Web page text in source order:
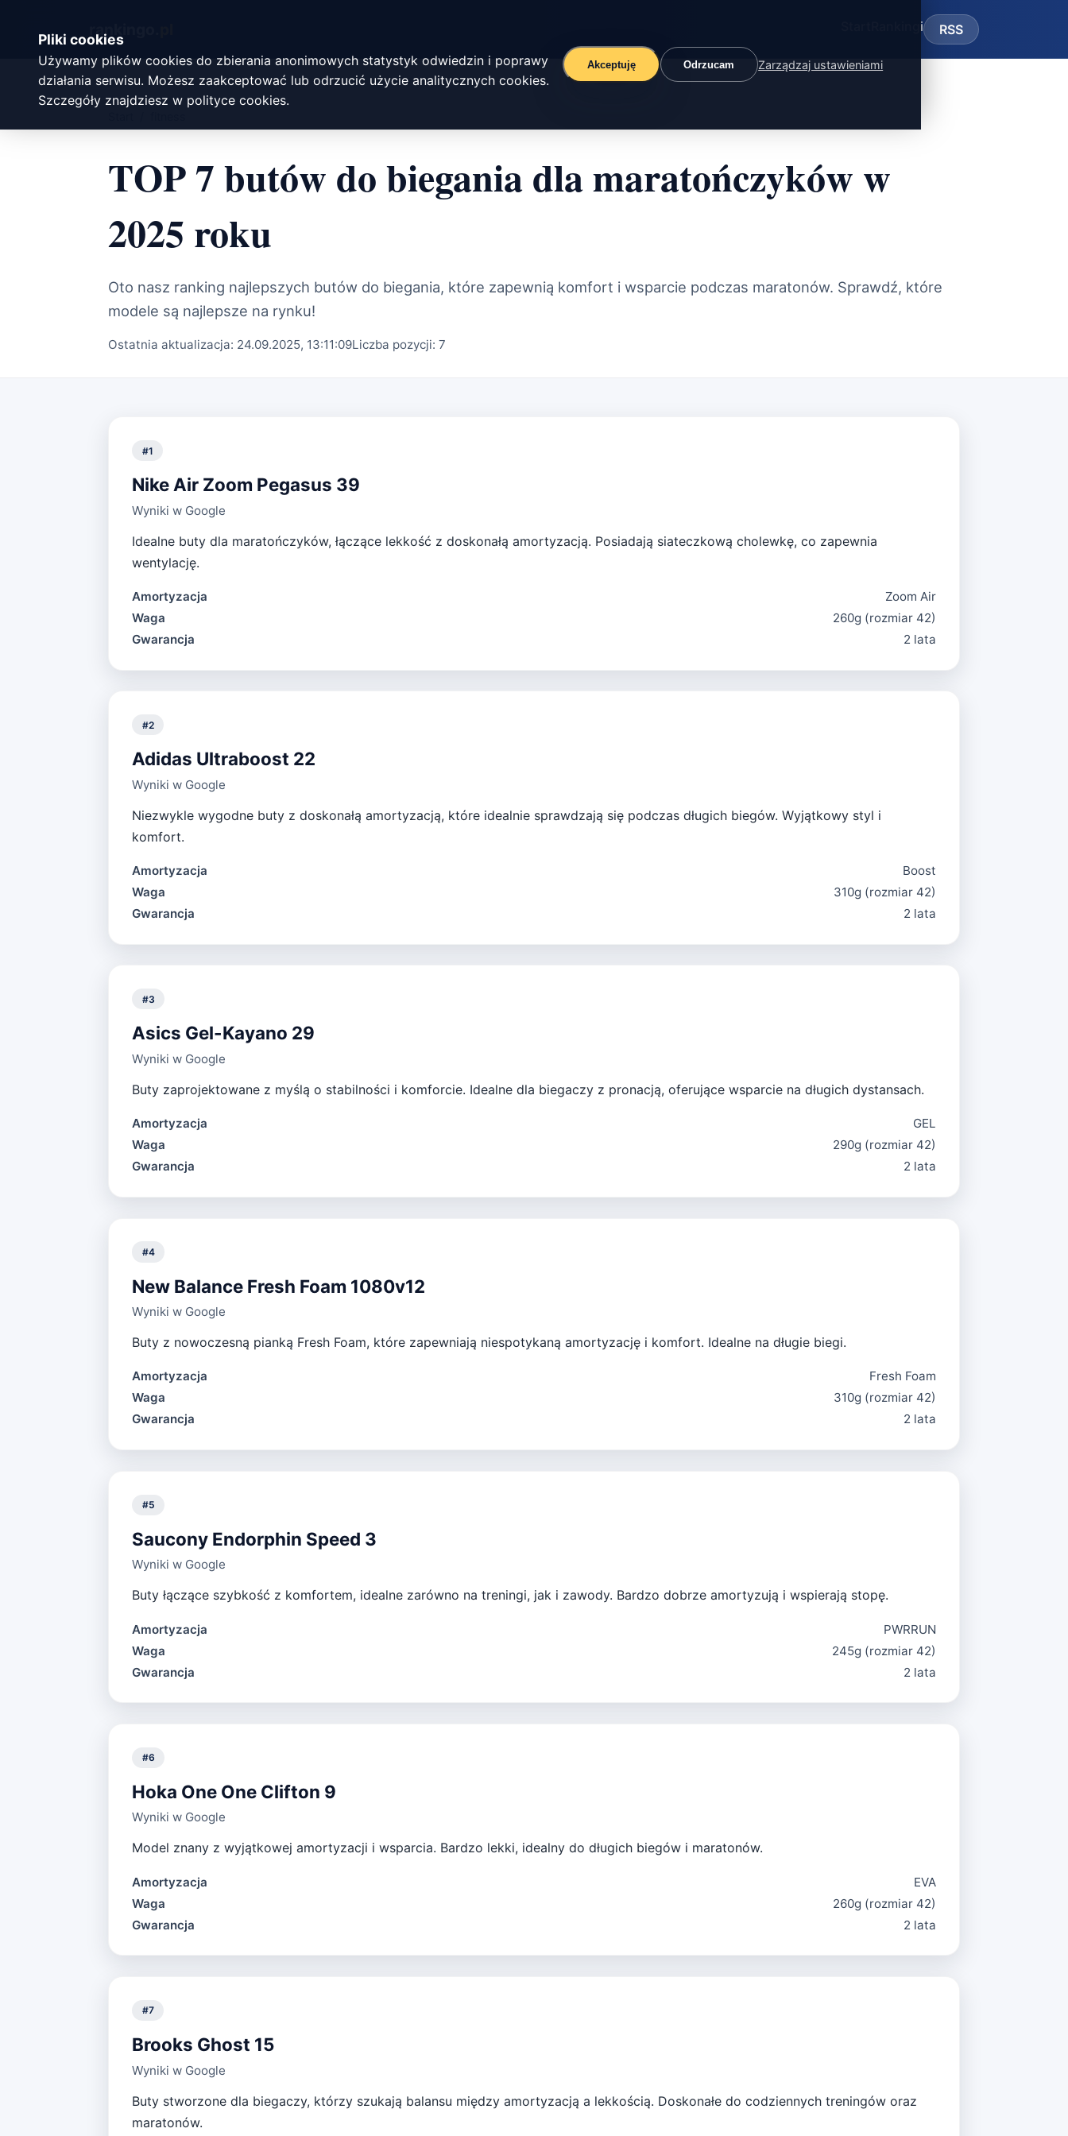
Pliki cookies
Używamy plików cookies do zbierania anonimowych statystyk odwiedzin i poprawy
działania serwisu. Możesz zaakceptować lub odrzucić użycie analitycznych cookies.
Szczegóły znajdziesz w polityce cookies.
Akceptuję Odrzucam Zarządzaj ustawieniami
rankingo. Rankingi RSS
TOP 7 butów do biegania dla maratończyków w
2025 roku
Oto nasz ranking najlepszych butów do biegania, które zapewnią komfort i wsparcie podczas maratonów. Sprawdź, które
modele są najlepsze na rynku!
Ostatnia aktualizacja: 24.09.2025, 13:11:09Liczba pozycji: 7
#1
Nike Air Zoom Pegasus 39
Wyniki w Google
Idealne buty dla maratończyków, łączące lekkość z doskonałą amortyzacją. Posiadają siateczkową cholewkę, co zapewnia
wentylację.
Amortyzacja
Zoom Air
Waga
260g (rozmiar 42)
Gwarancja
2 lata
#2
Adidas Ultraboost 22
Wyniki w Google
Niezwykle wygodne buty z doskonałą amortyzacją, które idealnie sprawdzają się podczas długich biegów. Wyjątkowy styl i
komfort.
Amortyzacja
Boost
Waga
310g (rozmiar 42)
Gwarancja
2 lata
#3
Asics Gel-Kayano 29
Wyniki w Google
Buty zaprojektowane z myślą o stabilności i komforcie. Idealne dla biegaczy z pronacją, oferujące wsparcie na długich dystansach.
Amortyzacja
GEL
Waga
290g (rozmiar 42)
Gwarancja
2 lata
#4
New Balance Fresh Foam 1080v12
Wyniki w Google
Buty z nowoczesną pianką Fresh Foam, które zapewniają niespotykaną amortyzację i komfort. Idealne na długie biegi.
Amortyzacja
Fresh Foam
Waga
310g (rozmiar 42)
Gwarancja
2 lata
#5
Saucony Endorphin Speed 3
Wyniki w Google
Buty łączące szybkość z komfortem, idealne zarówno na treningi, jak i zawody. Bardzo dobrze amortyzują i wspierają stopę.
Amortyzacja
PWRRUN
Waga
245g (rozmiar 42)
Gwarancja
2 lata
#6
Hoka One One Clifton 9
Wyniki w Google
Model znany z wyjątkowej amortyzacji i wsparcia. Bardzo lekki, idealny do długich biegów i maratonów.
Amortyzacja
EVA
Waga
260g (rozmiar 42)
Gwarancja
2 lata
#7
Brooks Ghost 15
Wyniki w Google
Buty stworzone dla biegaczy, którzy szukają balansu między amortyzacją a lekkością. Doskonałe do codziennych treningów oraz
maratonów.